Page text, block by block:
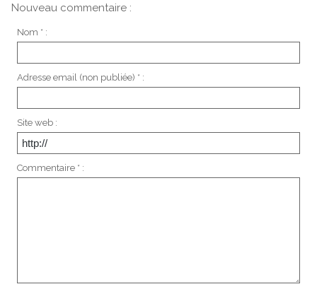
Nouveau commentaire :
Nom * :
Adresse email (non publiée) * :
Site web :
Commentaire * :